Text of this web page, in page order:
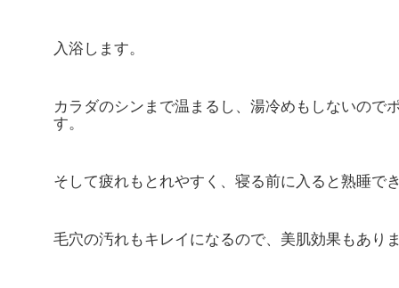
入浴します。
カラダのシンまで温まるし、湯冷めもしないので
す。
そして疲れもとれやすく、寝る前に入ると熟睡で
毛穴の汚れもキレイになるので、美肌効果もあり